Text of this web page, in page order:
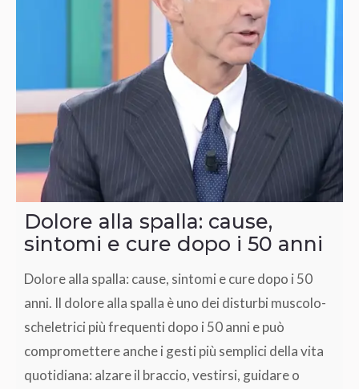
Dolore alla spalla: cause,
sintomi e cure dopo i 50 anni
Dolore alla spalla: cause, sintomi e cure dopo i 50
anni. Il dolore alla spalla è uno dei disturbi muscolo-
scheletrici più frequenti dopo i 50 anni e può
compromettere anche i gesti più semplici della vita
quotidiana: alzare il braccio, vestirsi, guidare o